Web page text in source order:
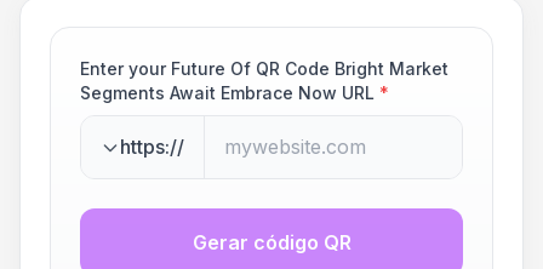
Enter your Future Of QR Code Bright Market
Segments Await Embrace Now URL *
https://
Gerar código QR